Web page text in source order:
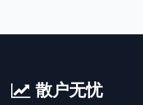
散户无忧